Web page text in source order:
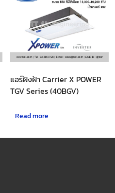
แอร์ฝังฝ้า Carrier X POWER
TGV Series (40BGV)
Read more